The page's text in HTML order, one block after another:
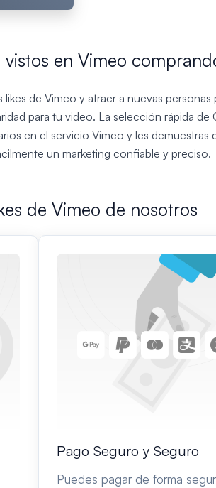
vistos en Vimeo
de Vimeo y atraer a nuevas
para tu video. La selección rápida
en el servicio Vimeo y les
un marketing confiable y preciso.
de Vimeo de nosotros
Pago Seguro y Seguro
Puedes pagar de forma